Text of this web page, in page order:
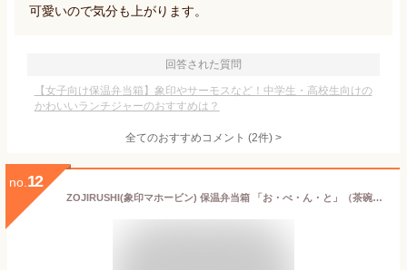
可愛いので気分も上がります。
回答された質問
【女子向け保温弁当箱】象印やサーモスなど！中学生・高校生向けの
かわいいランチジャーのおすすめは？
全てのおすすめコメント (2件) >
no. 12
ZOJIRUSHI(象印マホービン) 保温弁当箱 「お・べ・ん・と」（茶碗1.2杯分） SZ-JB02-ZD マルチドット SZJB02